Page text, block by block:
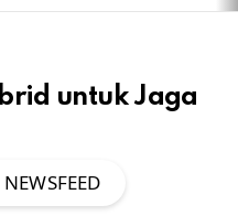
untuk Jaga